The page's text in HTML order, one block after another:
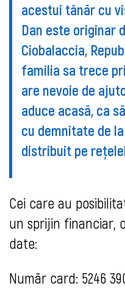
acestui tânăr cu
Dan este originar
Ciobalaccia,
familia sa trece
are nevoie de
aduce acasă, ca
cu demnitate de
distribuit pe
Cei care au
un sprijin financiar,
date:
Număr card: 5246